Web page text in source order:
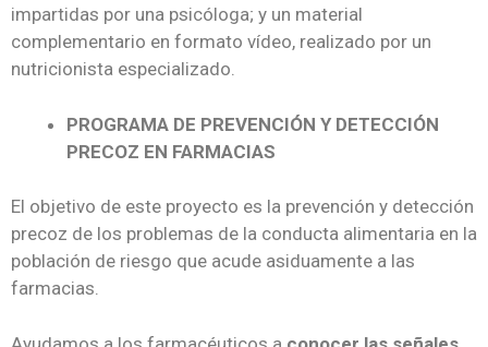
impartidas por una psicóloga; y un material
complementario en formato vídeo, realizado por un
nutricionista especializado.
PROGRAMA DE PREVENCIÓN Y DETECCIÓN
PRECOZ EN FARMACIAS
El objetivo de este proyecto es la prevención y detección
precoz de los problemas de la conducta alimentaria en la
población de riesgo que acude asiduamente a las
farmacias.